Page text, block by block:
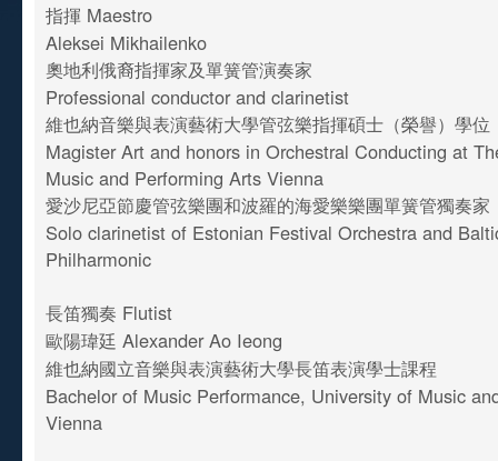
指揮 Maestro
Aleksei Mikhailenko
奧地利俄裔指揮家及單簧管演奏家
Professional conductor and clarinetist
維也納音樂與表演藝術大學管弦樂指揮碩士（榮譽）學位
Magister Art and honors in Orchestral Conducting at
Music and Performing Arts Vienna
愛沙尼亞節慶管弦樂團和波羅的海愛樂樂團單簧管獨奏家
Solo clarinetist of Estonian Festival Orchestra and
Philharmonic
長笛獨奏 Flutist
歐陽瑋廷 Alexander Ao Ieong
維也納國立音樂與表演藝術大學長笛表演學士課程
Bachelor of Music Performance, University of Music
Vienna